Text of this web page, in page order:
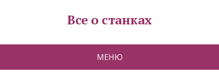
Все о станках
МЕНЮ